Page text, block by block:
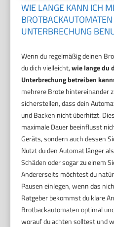
WIE LANGE KANN ICH
UNTERBRECHUNG
Wenn du regelmäßig deinen
du dich vielleicht,wie lange du
Unterbrechung betreiben
mehrere Brote hintereinander
sicherstellen, dass dein
und Backen nicht überhitzt.
maximale Dauer beeinflusst
Geräts, sondern auch dessen
Nutzt du den Automat länger
Schäden oder sogar zu einem
Andererseits möchtest du
Pausen einlegen, wenn das
Ratgeber bekommst du klare
Brotbackautomaten optimal
worauf du achten solltest und